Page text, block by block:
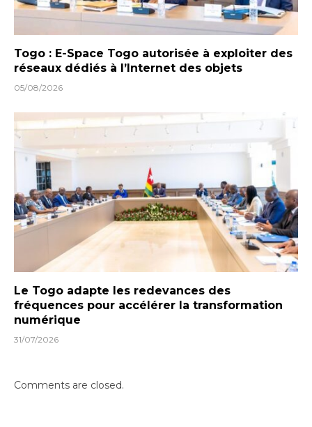
Togo : E-Space Togo autorisée à exploiter des
réseaux dédiés à l’Internet des objets
05/08/2026
Le Togo adapte les redevances des
fréquences pour accélérer la transformation
numérique
31/07/2026
Comments are closed.